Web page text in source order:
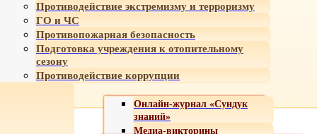
Противодействие экстремизму и терроризму
ГО и ЧС
Противопожарная безопасность
Подготовка учреждения к отопительному
сезону
Противодействие коррупции
Онлайн-журнал «Сундук
знаний»
Медиа-викторины